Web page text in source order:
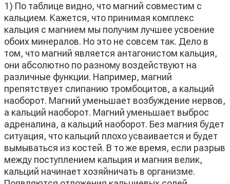
1) По таблице видно, что магний совместим с
кальцием. Кажется, что принимая комплекс
кальция с магнием мы получим лучшее усвоение
обоих минералов. Но это не совсем так. Дело в
том, что магний является антагонистом кальция,
они абсолютно по разному воздействуют на
различные функции. Например, магний
препятствует слипанию тромбоцитов, а кальций
наоборот. Магний уменьшает возбуждение нервов,
а кальций наоборот. Магний уменьшает выброс
адреналина, а кальций наоборот. Без магния будет
ситуация, что кальций плохо усваивается и будет
вымываться из костей. В то же время, если разрыв
между поступлением кальция и магния велик,
кальций начинает хозяйничать в организме.